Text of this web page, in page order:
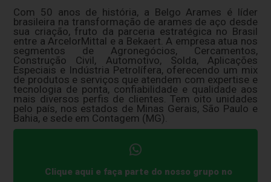
Com 50 anos de história, a Belgo Arames é líder
brasileira na transformação de arames de aço desde
sua criação, fruto da parceria estratégica no Brasil
entre a ArcelorMittal e a Bekaert. A empresa atua nos
segmentos de Agronegócios, Cercamentos,
Construção Civil, Automotivo, Solda, Aplicações
Especiais e Indústria Petrolífera, oferecendo um mix
de produtos e serviços que atendem com expertise e
tecnologia de ponta, confiabilidade e qualidade aos
mais diversos perfis de clientes. Tem oito unidades
pelo país, nos estados de Minas Gerais, São Paulo e
Bahia, e sede em Contagem (MG).
Clique aqui e faça parte do nosso grupo no